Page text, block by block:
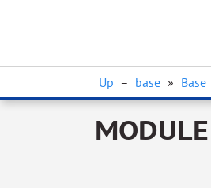
Up – base » Base